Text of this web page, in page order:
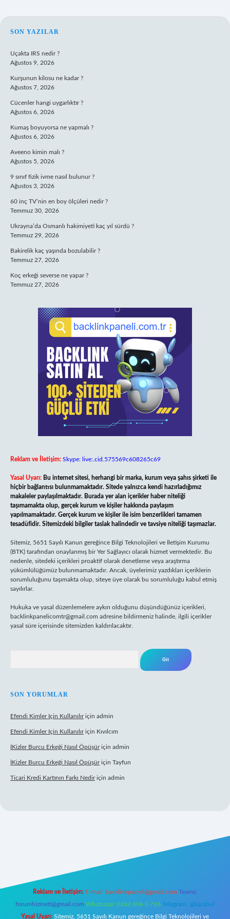
SIDEBAR
SON YAZILAR
Uçakta IRS nedir ?
Ağustos 9, 2026
Kurşunun kilosu ne kadar ?
Ağustos 7, 2026
Cücenler hangi uygarlıktır ?
Ağustos 6, 2026
Kumaş boyuyorsa ne yapmalı ?
Ağustos 6, 2026
Aveeno kimin malı ?
Ağustos 5, 2026
9 sınıf fizik ivme nasıl bulunur ?
Ağustos 3, 2026
60 inç TV’nin en boy ölçüleri nedir ?
Temmuz 30, 2026
Ukrayna’da Osmanlı hakimiyeti kaç yıl sürdü ?
Temmuz 29, 2026
Bakirelik kaç yaşında bozulabilir ?
Temmuz 27, 2026
Koç erkeği severse ne yapar ?
Temmuz 27, 2026
Reklam ve İletişim: Skype: live:.cid.575569c608265c69
Yasal Uyarı: Bu internet sitesi, herhangi bir marka, kurum veya şahıs şirketi ile
hiçbir bağlantısı bulunmamaktadır. Sitede yalnızca kendi hazırladığımız
makaleler paylaşılmaktadır. Burada yer alan içerikler haber niteliği
taşımamakta olup, gerçek kurum ve kişiler hakkında paylaşım
yapılmamaktadır. Gerçek kurum ve kişiler ile isim benzerlikleri tamamen
tesadüfidir. Sitemizdeki bilgiler taslak halindedir ve tavsiye niteliği taşımazlar.
Sitemiz, 5651 Sayılı Kanun gereğince Bilgi Teknolojileri ve İletişim Kurumu
(BTK) tarafından onaylanmış bir Yer Sağlayıcı olarak hizmet vermektedir. Bu
nedenle, sitedeki içerikleri proaktif olarak denetleme veya araştırma
yükümlülüğümüz bulunmamaktadır. Ancak, üyelerimiz yazdıkları içeriklerin
sorumluluğunu taşımakta olup, siteye üye olarak bu sorumluluğu kabul etmiş
sayılırlar.
Hukuka ve yasal düzenlemelere aykırı olduğunu düşündüğünüz içerikleri,
backlinkpanelicomtr@gmail.com adresine bildirmeniz halinde, ilgili içerikler
yasal süre içerisinde sitemizden kaldırılacaktır.
SON YORUMLAR
Efendi Kimler Için Kullanılıriçin admin
Efendi Kimler Için Kullanılıriçin Kıvılcım
İKizler Burcu Erkeği Nasıl Öpüşüriçin admin
İKizler Burcu Erkeği Nasıl Öpüşüriçin Tayfun
Ticari Kredi Kartının Farkı Nediriçin admin
Reklam ve İletişim: E-mail: backlinkpaneli@gmail.com Teams:
forumhizmeti@gmail.com Whatsapp: 0262 606 0 726 Telegram: @karabul
Yasal Uyarı: Sitemiz, 5651 Sayılı Kanun gereğince Bilgi Teknolojileri ve